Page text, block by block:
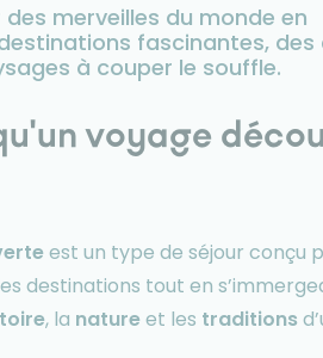
merveilles du monde en
fascinantes, des
à couper le souffle.
voyage
est un type de séjour conçu
destinations tout en
, la natureet les traditions